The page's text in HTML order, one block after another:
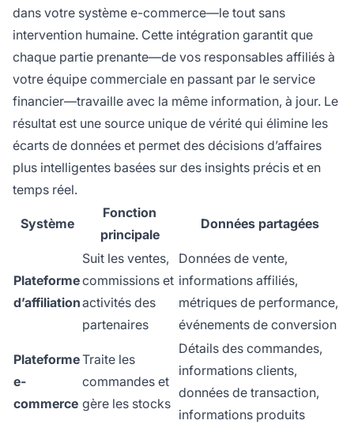
dans votre système e-commerce—le tout sans
intervention humaine. Cette intégration garantit que
chaque partie prenante—de vos responsables affiliés à
votre équipe commerciale en passant par le service
financier—travaille avec la même information, à jour. Le
résultat est une source unique de vérité qui élimine les
écarts de données et permet des décisions d’affaires
plus intelligentes basées sur des insights précis et en
temps réel.
Système
Fonction
principale
Données partagées
Plateforme
d’affiliation
Suit les ventes,
commissions et
activités des
partenaires
Données de vente,
informations affiliés,
métriques de performance,
événements de conversion
Plateforme
e-
commerce
Traite les
commandes et
gère les stocks
Détails des commandes,
informations clients,
données de transaction,
informations produits